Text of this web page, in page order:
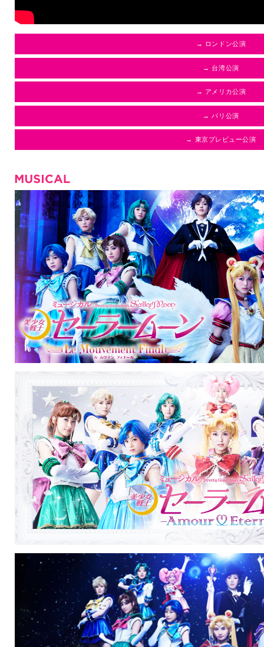
→ ロンドン公演
→ 台湾公演
→ アメリカ公演
→ パリ公演
→ 東京プレビュー公演